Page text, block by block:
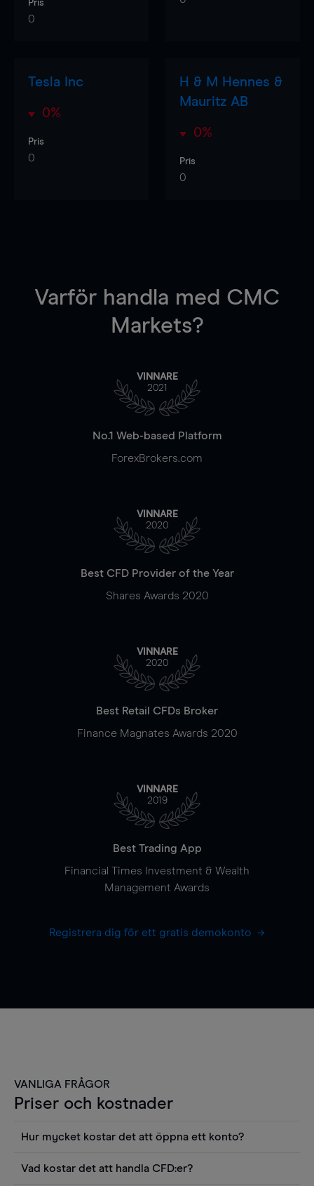
Pris
0
Tesla Inc
0%
Pris
0
H & M Hennes &
Mauritz AB
0%
Pris
0
Varför handla med CMC
Markets?
VINNARE
2021
No.1 Web-based Platform
ForexBrokers.com
VINNARE
2020
Best CFD Provider of the Year
Shares Awards 2020
VINNARE
2020
Best Retail CFDs Broker
Finance Magnates Awards 2020
VINNARE
2019
Best Trading App
Financial Times Investment & Wealth
Management Awards
Registrera dig för ett gratis demokonto
VANLIGA FRÅGOR
Priser och kostnader
Hur mycket kostar det att öppna ett konto?
Vad kostar det att handla CFD:er?